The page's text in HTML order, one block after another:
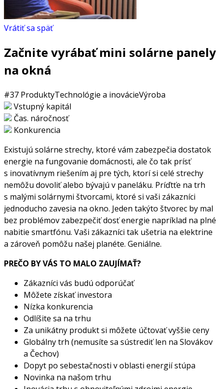
Vrátiť sa späť
Začnite vyrábať mini solárne panely
na okná
#37 ProduktyTechnológie a inovácieVýroba
Vstupný kapitál
Čas. náročnosť
Konkurencia
Existujú solárne strechy, ktoré vám zabezpečia dostatok
energie na fungovanie domácnosti, ale čo tak prísť
s inovatívnym riešením aj pre tých, ktorí si celé strechy
nemôžu dovoliť alebo bývajú v paneláku. Príďtťe na trh
s malými solárnymi štvorcami, ktoré si vaši zákazníci
jednoducho zavesia na okno. Jeden takýto štvorec by mal
bez problémov zabezpečiť dosť energie napríklad na plné
nabitie smartfónu. Vaši zákazníci tak ušetria na elektrine
a zároveň pomôžu našej planéte. Geniálne.
PREČO BY VÁS TO MALO ZAUJÍMAŤ?
Zákazníci vás budú odporúčať
Môžete získať investora
Nízka konkurencia
Odlíšite sa na trhu
Za unikátny produkt si môžete účtovať vyššie ceny
Globálny trh (nemusíte sa sústrediť len na Slovákov
a Čechov)
Dopyt po sebestačnosti v oblasti energií stúpa
Novinka na našom trhu